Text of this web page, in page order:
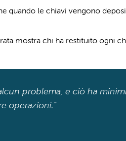
quando le chiavi vengono
mostra chi ha restituito ogni
problema, e ciò ha
operazioni.”